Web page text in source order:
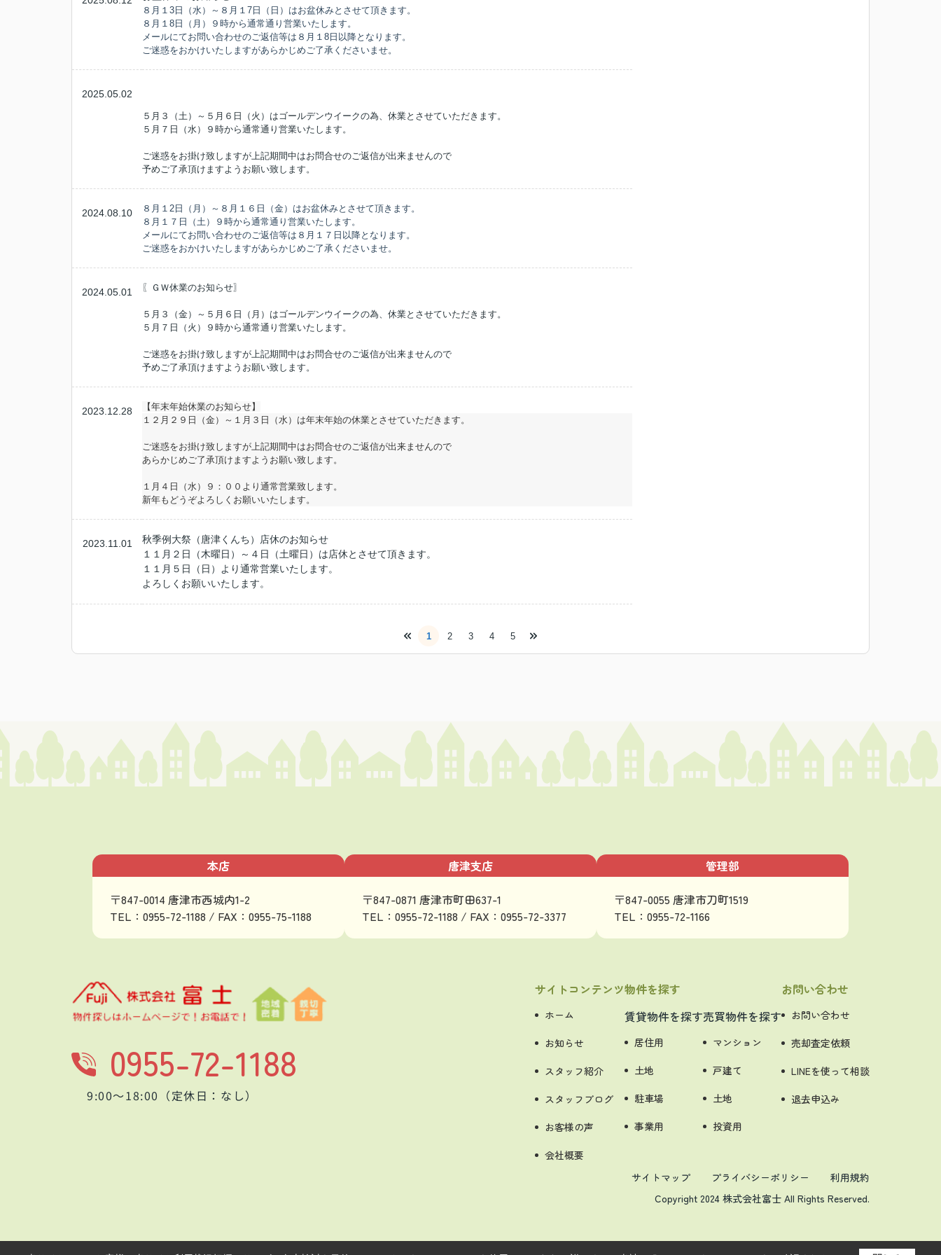
８月１3日（水）～８月１7日（日）はお盆休みとさせて頂きます。
８月１8日（月）９時から通常通り営業いたします。
メールにてお問い合わせのご返信等は８月１8日以降となります。
ご迷惑をおかけいたしますがあらかじめご了承くださいませ。
2025.05.02
５月３（土）～５月６日（火）はゴールデンウイークの為、休業とさせていただきます。
５月７日（水）９時から通常通り営業いたします。
ご迷惑をお掛け致しますが上記期間中はお問合せのご返信が出来ませんので
予めご了承頂けますようお願い致します。
2024.08.10
８月１2日（月）～８月１６日（金）はお盆休みとさせて頂きます。
８月１７日（土）９時から通常通り営業いたします。
メールにてお問い合わせのご返信等は８月１７日以降となります。
ご迷惑をおかけいたしますがあらかじめご了承くださいませ。
2024.05.01 〖ＧＷ休業のお知らせ〗
５月３（金）～５月６日（月）はゴールデンウイークの為、休業とさせていただきます。
５月７日（火）９時から通常通り営業いたします。
ご迷惑をお掛け致しますが上記期間中はお問合せのご返信が出来ませんので
予めご了承頂けますようお願い致します。
2023.12.28
【年末年始休業のお知らせ】
１２月２９日（金）～１月３日（水）は年末年始の休業とさせていただきます。
ご迷惑をお掛け致しますが上記期間中はお問合せのご返信が出来ませんので
あらかじめご了承頂けますようお願い致します。
１月４日（水）９：００より通常営業致します。
新年もどうぞよろしくお願いいたします。
2023.11.01
秋季例大祭（唐津くんち）店休のお知らせ
１１月２日（木曜日）～４日（土曜日）は店休とさせて頂きます。
１１月５日（日）より通常営業いたします。
よろしくお願いいたします。
1 2 3 4 5
本店
〒847-0014 唐津市西城内1-2
TEL：0955-72-1188 / FAX：0955-75-1188
唐津支店
〒847-0871 唐津市町田637-1
TEL：0955-72-1188 / FAX：0955-72-3377
管理部
〒847-0055 唐津市刀町1519
TEL：0955-72-1166
0955-72-1188
9:00～18:00（定休日：なし）
サイトコンテンツ
ホーム
お知らせ
スタッフ紹介
スタッフブログ
お客様の声
会社概要
物件を探す
賃貸物件を探す
居住用
土地
駐車場
事業用
売買物件を探す
マンション
戸建て
土地
投資用
お問い合わせ
お問い合わせ
売却査定依頼
LINEを使って相談
退去申込み
サイトマップ プライバシーポリシー
利用規約
Copyright 2024 株式会社富士 All Rights Reserved.